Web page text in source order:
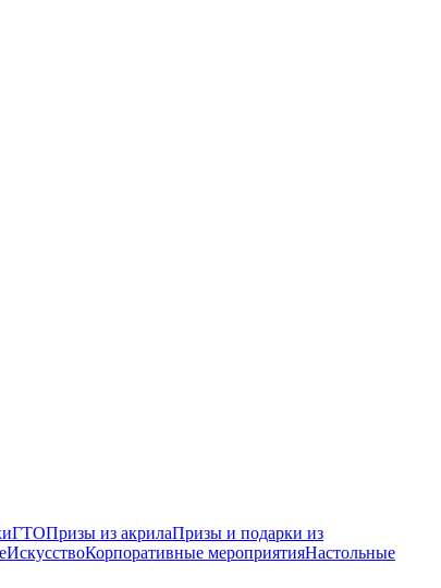
ГТОПризы из акрилаПризы и подарки из
ИскусствоКорпоративные мероприятияНастольные